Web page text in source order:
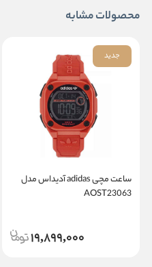
محصولات مشابه
جدید
ساعت مچی adidas آدیداس مدل
AOST23063
19,899,000